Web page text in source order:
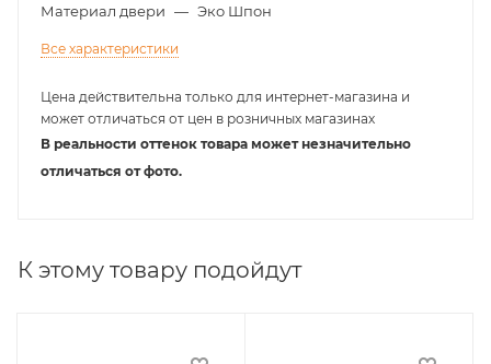
Материал двери — Эко Шпон
Все характеристики
Цена действительна только для интернет-магазина и
может отличаться от цен в розничных магазинах
В реальности оттенок товара может незначительно
отличаться от фото.
К этому товару подойдут